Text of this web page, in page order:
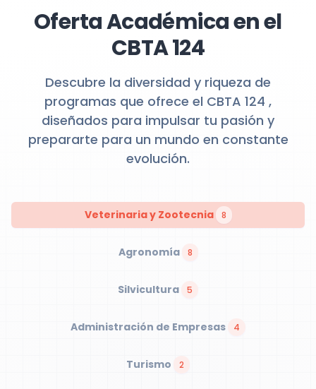
Oferta Académica en el
CBTA 124
Descubre la diversidad y riqueza de
programas que ofrece el CBTA 124 ,
diseñados para impulsar tu pasión y
prepararte para un mundo en constante
evolución.
Veterinaria y Zootecnia 8
Agronomía 8
Silvicultura 5
Administración de Empresas 4
Turismo 2